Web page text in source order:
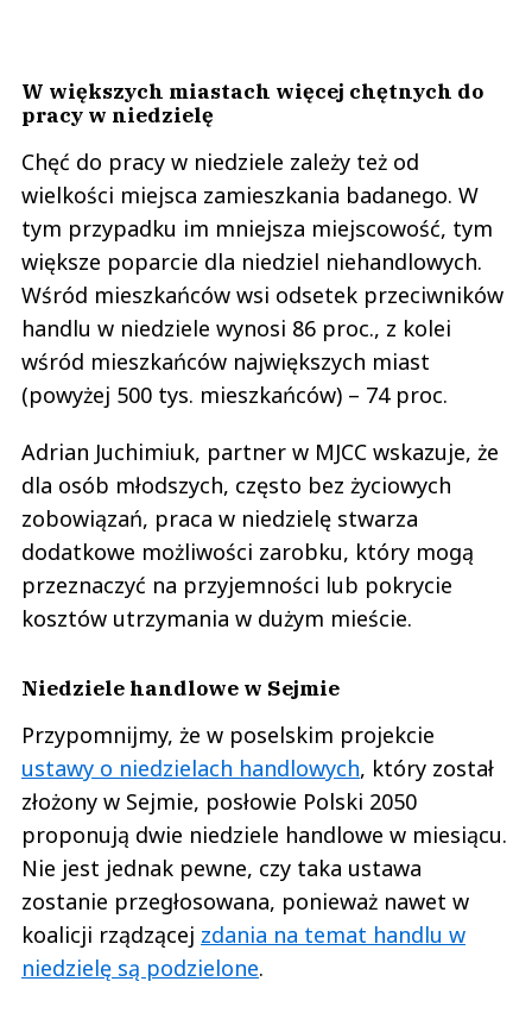
W większych miastach więcej chętnych do
pracy w niedzielę
Chęć do pracy w niedziele zależy też od
wielkości miejsca zamieszkania badanego. W
tym przypadku im mniejsza miejscowość, tym
większe poparcie dla niedziel niehandlowych.
Wśród mieszkańców wsi odsetek przeciwników
handlu w niedziele wynosi 86 proc., z kolei
wśród mieszkańców największych miast
(powyżej 500 tys. mieszkańców) – 74 proc.
Adrian Juchimiuk, partner w MJCC wskazuje, że
dla osób młodszych, często bez życiowych
zobowiązań, praca w niedzielę stwarza
dodatkowe możliwości zarobku, który mogą
przeznaczyć na przyjemności lub pokrycie
kosztów utrzymania w dużym mieście.
Niedziele handlowe w Sejmie
Przypomnijmy, że w poselskim projekcie
ustawy o niedzielach handlowych, który został
złożony w Sejmie, posłowie Polski 2050
proponują dwie niedziele handlowe w miesiącu.
Nie jest jednak pewne, czy taka ustawa
zostanie przegłosowana, ponieważ nawet w
koalicji rządzącej zdania na temat handlu w
niedzielę są podzielone.